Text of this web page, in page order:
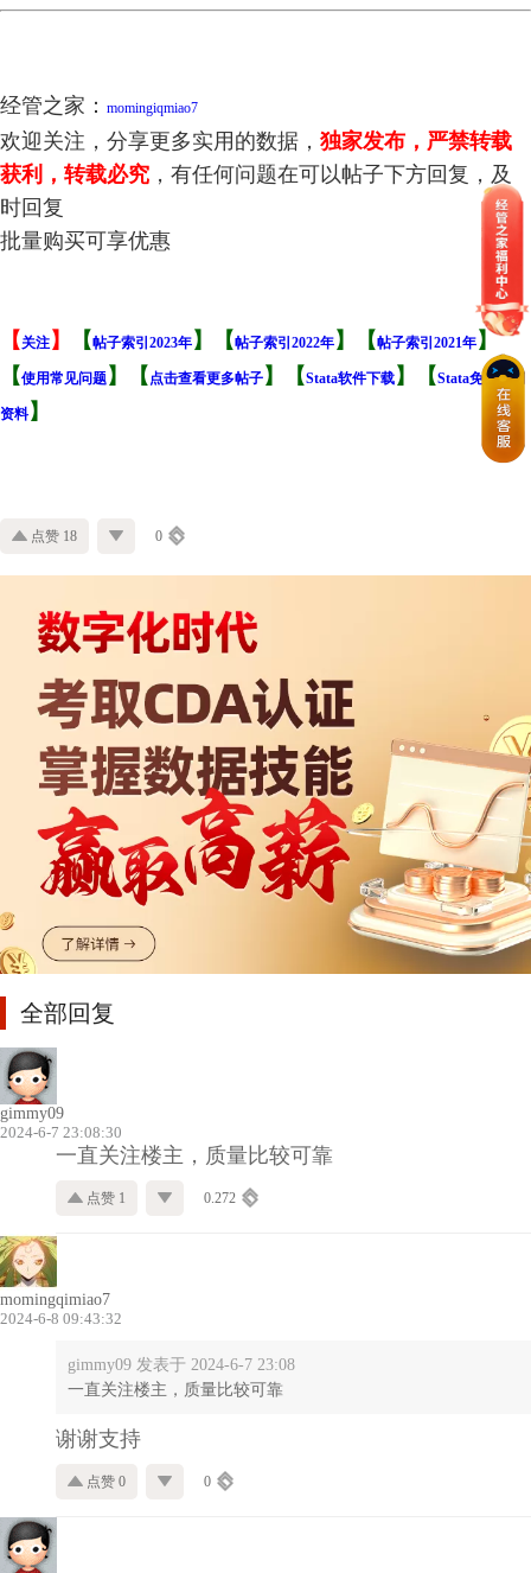
现金股利政策、代理成本与公司绩效_徐寿福.caj
经管之家： momingiqmiao7
欢迎关注，分享更多实用的数据， 独家发布，严禁转载
获利，转载必究 ，有任何问题在可以帖子下方回复，及
时回复
批量购买可享优惠
【 关注 】 【帖子索引2023年 】【帖子索引2022年 】【帖子索引2021年 】
【使用常见问题 】 【 点击查看更多帖子 】【Stata软件下载 】【Stata免费学习
资料 】
点赞 18 0
全部回复
gimmy09
2024-6-7 23:08:30
一直关注楼主，质量比较可靠
点赞 1 0.272
momingqimiao7
2024-6-8 09:43:32
gimmy09 发表于 2024-6-7 23:08
一直关注楼主，质量比较可靠
谢谢支持
点赞 0 0